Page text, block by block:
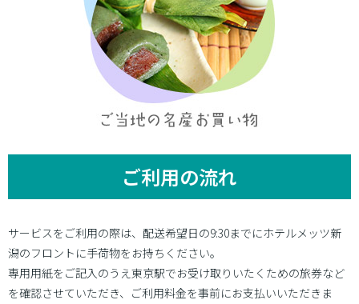
ご利用の流れ
サービスをご利用の際は、配送希望日の9:30までにホテルメッツ新
潟のフロントに手荷物をお持ちください。
専用用紙をご記入のうえ東京駅でお受け取りいたくための旅券など
を確認させていただき、ご利用料金を事前にお支払いいただきま